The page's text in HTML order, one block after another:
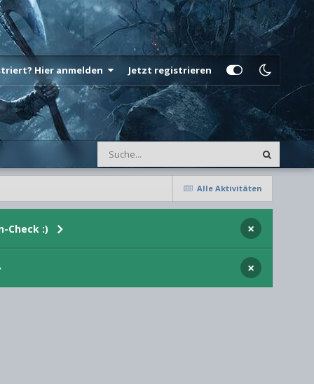
Hier anmelden Jetzt registrieren
Alle Aktivitäten
Check :) ×
×